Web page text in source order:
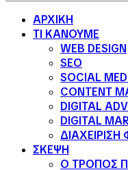
ΑΡΧΙΚΗ
ΤΙ ΚΑΝΟΥΜΕ
WEB DESIGN
SEO
SOCIAL
CONTENT
DIGITAL
DIGITAL
ΣΚΕΨΗ
Ο ΤΡΟΠΟΣ